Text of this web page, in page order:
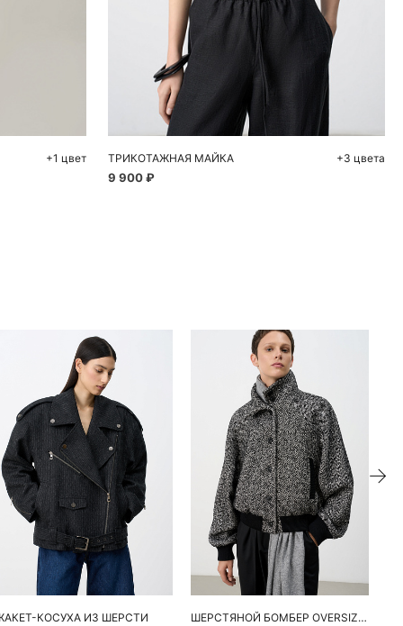
+1 цвет
Добавить в корзину
S
ТРИКОТАЖНАЯ МАЙКА
9 900 ₽
+3 цвета
КОСУХА ИЗ ШЕРСТИ ШЕРСТЯНОЙ БОМБЕР OVERSIZE С ВОРОТНИКОМ-СТОЙКОЙ